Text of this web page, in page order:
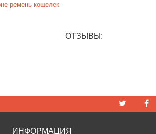
ремень кошелек
ОТЗЫВЫ:
ИНФОРМАЦИЯ